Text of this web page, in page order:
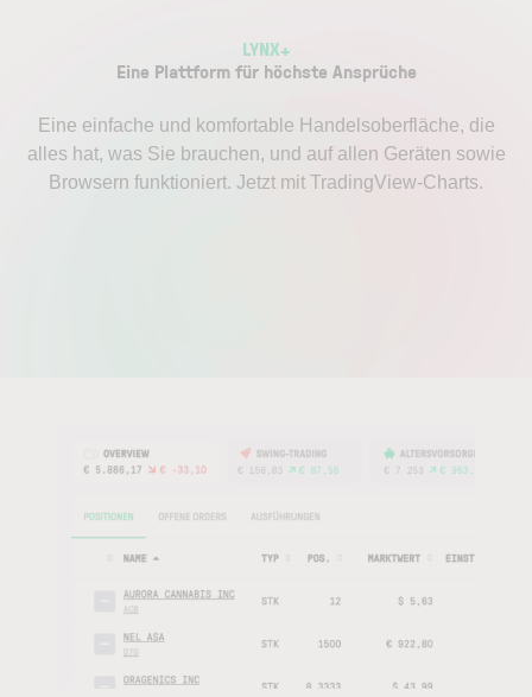
LYNX+
Eine Plattform für höchste Ansprüche
Eine einfache und komfortable Handelsoberfläche, die
alles hat, was Sie brauchen, und auf allen Geräten sowie
Browsern funktioniert. Jetzt mit TradingView-Charts.